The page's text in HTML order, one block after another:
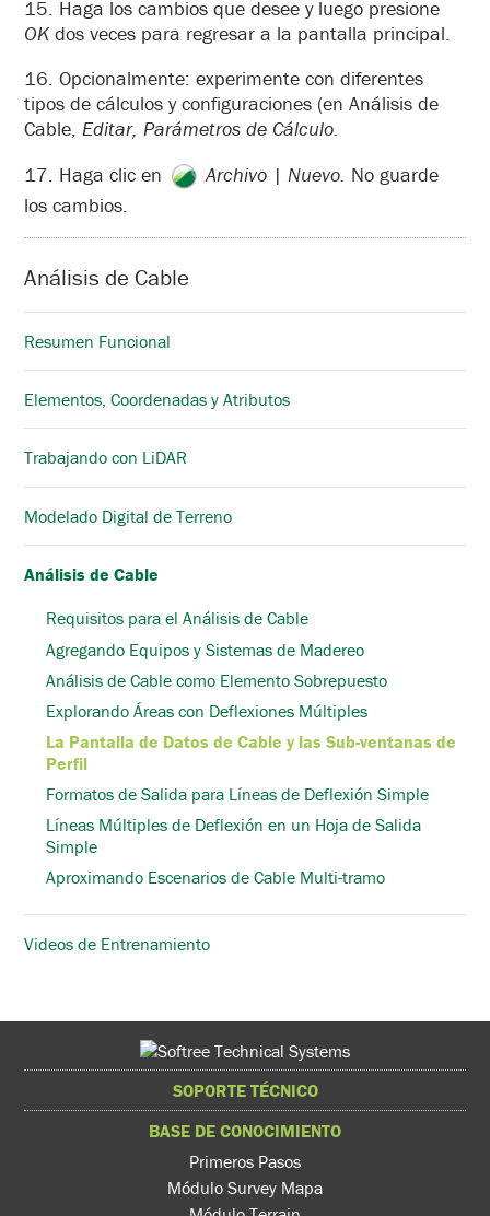
15. Haga los cambios que desee y luego presione
OK dos veces para regresar a la pantalla principal.
16. Opcionalmente: experimente con diferentes
tipos de cálculos y configuraciones (en Análisis de
Cable, Editar, Parámetros de Cálculo.
17. Haga clic en
Archivo | Nuevo. No guarde
los cambios.
Análisis de Cable
Resumen Funcional
Elementos, Coordenadas y Atributos
Trabajando con LiDAR
Modelado Digital de Terreno
Análisis de Cable
Requisitos para el Análisis de Cable
Agregando Equipos y Sistemas de Madereo
Análisis de Cable como Elemento Sobrepuesto
Explorando Áreas con Deflexiones Múltiples
La Pantalla de Datos de Cable y las Sub-ventanas de
Perfil
Formatos de Salida para Líneas de Deflexión Simple
Líneas Múltiples de Deflexión en un Hoja de Salida
Simple
Aproximando Escenarios de Cable Multi-tramo
Videos de Entrenamiento
SOPORTE TÉCNICO
BASE DE CONOCIMIENTO
Primeros Pasos
Módulo Survey Mapa